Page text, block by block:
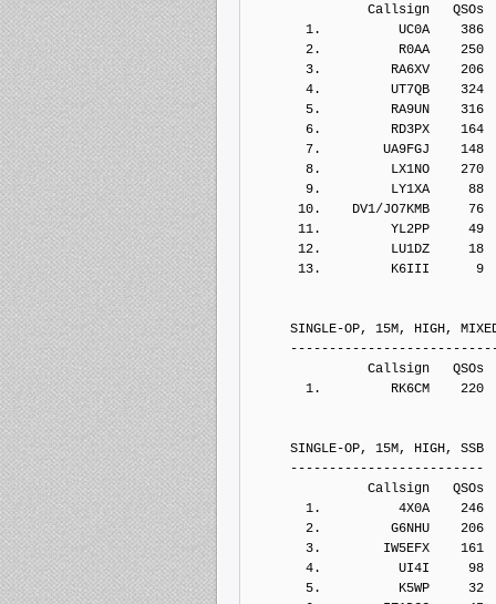
Callsign   QSOs  Points
1.          UC0A    386
2.          R0AA    250
3.         RA6XV    206
4.         UT7QB    324
5.         RA9UN    316
6.         RD3PX    164
7.        UA9FGJ    148
8.         LX1NO    270
9.         LY1XA     88
10.    DV1/JO7KMB     76
11.         YL2PP     49
12.         LU1DZ     18
13.         K6III      9
SINGLE-OP, 15M, HIGH,
Callsign   QSOs  Points
1.         RK6CM    220
SINGLE-OP, 15M, HIGH, SSB
-------------------------
Callsign   QSOs  Points
1.          4X0A    246
2.         G6NHU    206
3.        IW5EFX    161
4.          UI4I     98
5.          K5WP     32